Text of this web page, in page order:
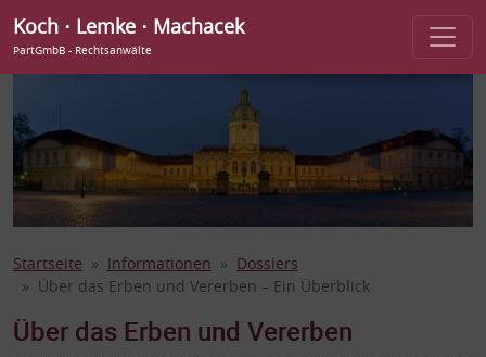
Koch ⋅ Lemke ⋅ Machacek
PartGmbB - Rechtsanwälte
Startseite Informationen
Dossiers
Über das Erben und Vererben – Ein Überblick
Über das Erben und Vererben